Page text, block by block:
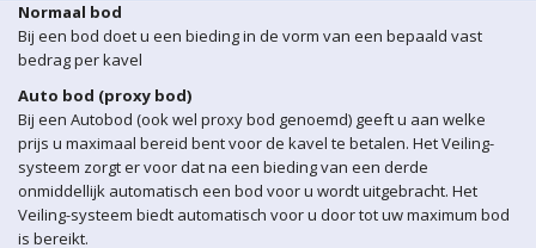
Normaal bod
Bij een bod doet u een bieding in de vorm van een bepaald vast
bedrag per kavel
Auto bod (proxy bod)
Bij een Autobod (ook wel proxy bod genoemd) geeft u aan welke
prijs u maximaal bereid bent voor de kavel te betalen. Het Veiling-
systeem zorgt er voor dat na een bieding van een derde
onmiddellijk automatisch een bod voor u wordt uitgebracht. Het
Veiling-systeem biedt automatisch voor u door tot uw maximum bod
is bereikt.